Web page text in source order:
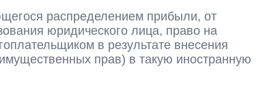
распределением прибыли, от
юридического лица, право на
в результате внесения
прав) в такую иностранную